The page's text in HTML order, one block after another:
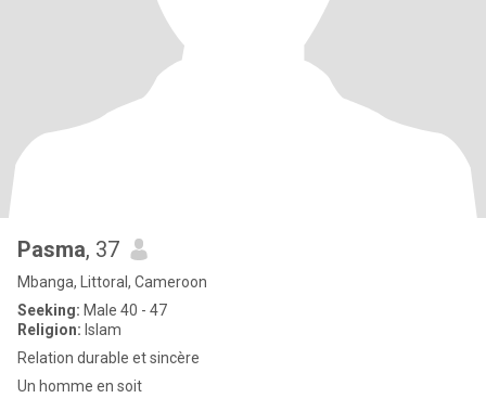
Pasma, 37
Mbanga, Littoral, Cameroon
Seeking: Male 40 - 47
Religion: Islam
Relation durable et sincère
Un homme en soit